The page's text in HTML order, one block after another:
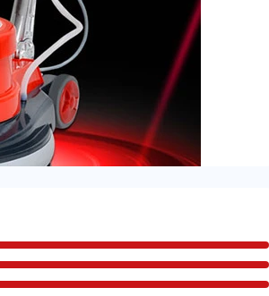
giúp việc điều hành đơn giản hơn nhiều.